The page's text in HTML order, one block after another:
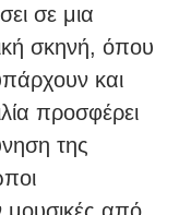
σε μια
σκηνή, όπου
και
προσφέρει
της